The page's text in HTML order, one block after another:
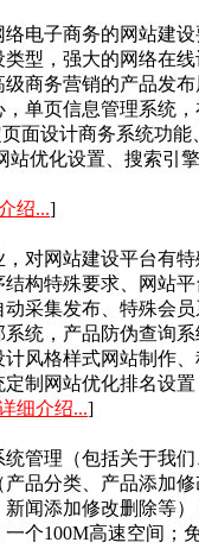
电子商务的网站建
型，强大的网络在
商务营销的产品发
单页信息管理系统，
面设计商务系统功能
站优化设置、搜索引
绍...]
对网站建设平台有
构特殊要求、网站
采集发布、特殊会
统，产品防伪查询系
计风格样式网站制作
制网站优化排名设置
细介绍...]
管理（包括关于我
品分类、产品添加
闻添加修改删除等
个100M高速空间；